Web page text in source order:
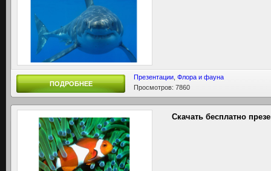
ПОДРОБНЕЕ
Презентации Флора и фауна
Просмотров: 7860
Скачать бесплатно